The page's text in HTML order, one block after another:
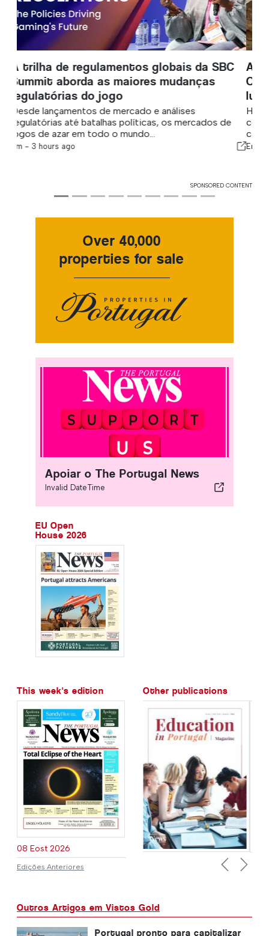
As atenções se voltam para o Algarve
Ocidental em busca de novas casas de
luxo
Há uma mudança constante em andamento onde
compradores ricos desejam construir suas novas
casas de luxo no Algarve.
Em - 1 day ago
SPONSORED CONTENT
Over 40,000
properties for sale
Apoiar o The Portugal News
Invalid DateTime
EU Open
House 2026
This week's edition
08 Eost 2026
Edições Anteriores
Other publications
Previous
Next
Outros Artigos em Vistos Gold
Portugal pronto para capitalizar